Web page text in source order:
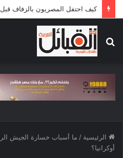
كيف احتفل المصريون بالزفاف قبل 700 عام؟
عن
الرئيسية / ما أسباب خسارة الجيش
أوكرانيا؟